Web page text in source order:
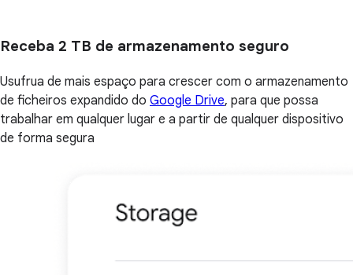
Receba 2 TB de armazenamento seguro
Usufrua de mais espaço para crescer com o armazenamento
de ficheiros expandido do Google Drive, para que possa
trabalhar em qualquer lugar e a partir de qualquer dispositivo
de forma segura